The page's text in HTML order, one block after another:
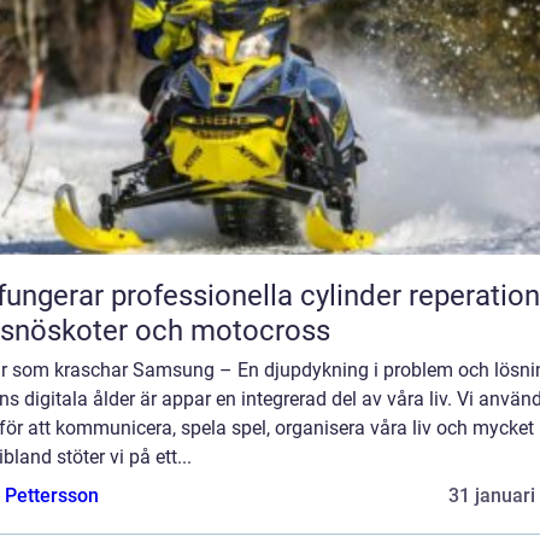
professionella cylinder
och motocross
som kraschar Samsung – En djupdykning i problem och
digitala ålder är appar en integrerad del av våra liv. Vi
att kommunicera, spela spel, organisera våra liv och mycket
stöter vi på ett...
31 januari